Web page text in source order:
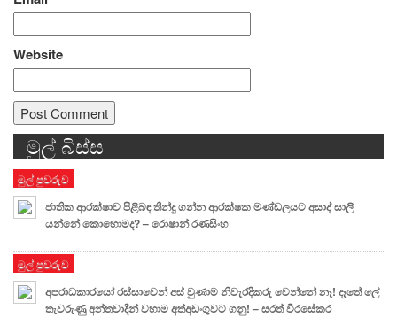
Website
Alternative:
මුල් බිස්ස
මුල් පුවරුව
ජාතික ආරක්ෂාව පිළිබඳ තීන්දු ගන්න ආරක්ෂක මණ්ඩලයට අසාද් සාලි
යන්නේ කොහොමද? – රොෂාන් රණසිංහ
මුල් පුවරුව
අපරාධකාරයෝ රස්සාවෙන් අස් වුණාම නිවැරදිකරු වෙන්නේ නෑ! දෑතේ ලේ
තැවරුණු අන්තවාදීන් වහාම අත්අඩංගුවට ගනු! – සරත් වීරසේකර